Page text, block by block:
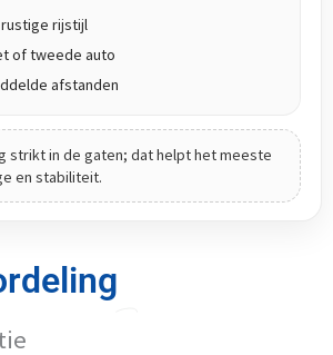
rijstijl
of tweede auto
afstanden
strikt in de gaten; dat helpt het meeste
en stabiliteit.